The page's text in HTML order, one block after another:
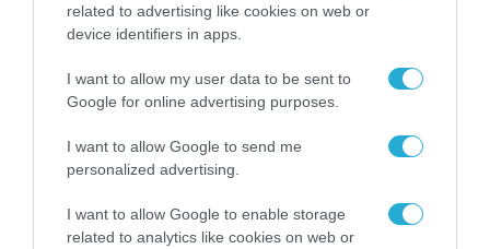
related to advertising like cookies on web or
device identifiers in apps.
I want to allow my user data to be sent to
Google for online advertising purposes.
I want to allow Google to send me
personalized advertising.
I want to allow Google to enable storage
related to analytics like cookies on web or
Ψηφιακή πλατφόρμα: Τα καΐκια
και η ναυπηγική τέχνη στη
νεότερη πολιτιστική
κληρονομιά